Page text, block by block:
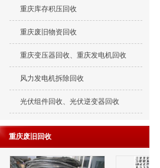
重庆库存积压回收
重庆废旧物资回收
重庆变压器回收、重庆发电机回收
风力发电机拆除回收
光伏组件回收、光伏逆变器回收
重庆废旧回收